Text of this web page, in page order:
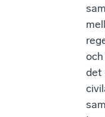
och
det